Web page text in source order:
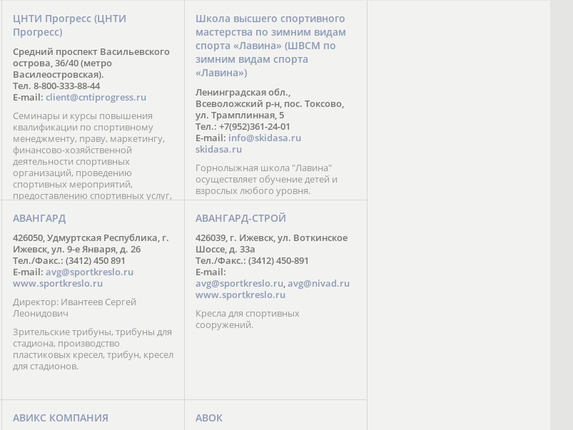
ЦНТИ Прогресс (ЦНТИ
Прогресс)
Средний проспект Васильевского
острова, 36/40 (метро
Василеостровская).
Тел. 8-800-333-88-44
E-mail: client@cntiprogress.ru
Семинары и курсы повышения
квалификации по спортивному
менеджменту, праву, маркетингу,
финансово-хозяйственной
деятельности спортивных
организаций, проведению
спортивных мероприятий,
предоставлению спортивных услуг,
сооружений.
Школа высшего спортивного
мастерства по зимним видам
спорта «Лавина» (ШВСМ по
зимним видам спорта
«Лавина»)
Ленинградская обл.,
Всеволожский р-н, пос. Токсово,
ул. Трамплинная, 5
Тел.: +7(952)361-24-01
E-mail: info@skidasa.ru
skidasa.ru
Горнолыжная школа "Лавина"
осуществляет обучение детей и
взрослых любого уровня.
FIRST DEGREE FITNESS RUS
Москва: +7 (495) 137-54-77
С-Петербург: +7 (812) 602-94-77
Регионы РФ: 8 (804) 333-70-77
Web:fdfitness.ru
АВАНГАРД
426050, Удмуртская Республика, г.
Ижевск, ул. 9-е Января, д. 26
Тел./Факс.: (3412) 450 891
E-mail: avg@sportkreslo.ru
www.sportkreslo.ru
Директор: Ивантеев Сергей
Леонидович
Зрительские трибуны, трибуны для
стадиона, производство
пластиковых кресел, трибун, кресел
для стадионов.
АВАНГАРД-СТРОЙ
426039, г. Ижевск, ул. Воткинское
Шоссе, д. 33а
Тел./Факс.: (3412) 450-891
E-mail:
avg@sportkreslo.ru,avg@nivad.ru
www.sportkreslo.ru
Кресла для спортивных
сооружений.
АВИКС КОМПАНИЯ АВОК